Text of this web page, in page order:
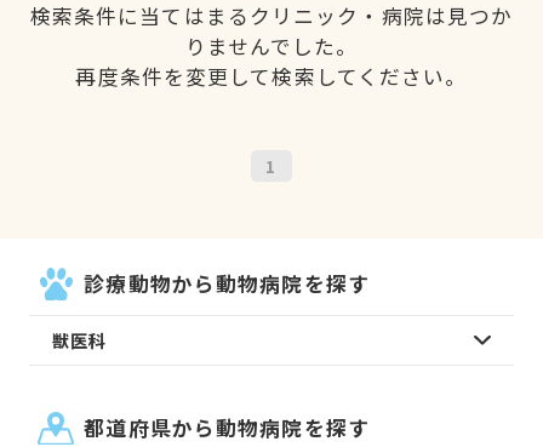
検索条件に当てはまるクリニック・病院は見つか
りませんでした。
再度条件を変更して検索してください。
1
診療動物から動物病院を探す
獣医科
都道府県から動物病院を探す